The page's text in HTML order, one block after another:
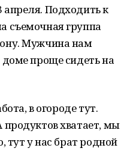
апреля. Подходить к
съемочная группа
Мужчина нам
доме проще сидеть на
в огороде тут.
хватает, мы
тут у нас брат родной